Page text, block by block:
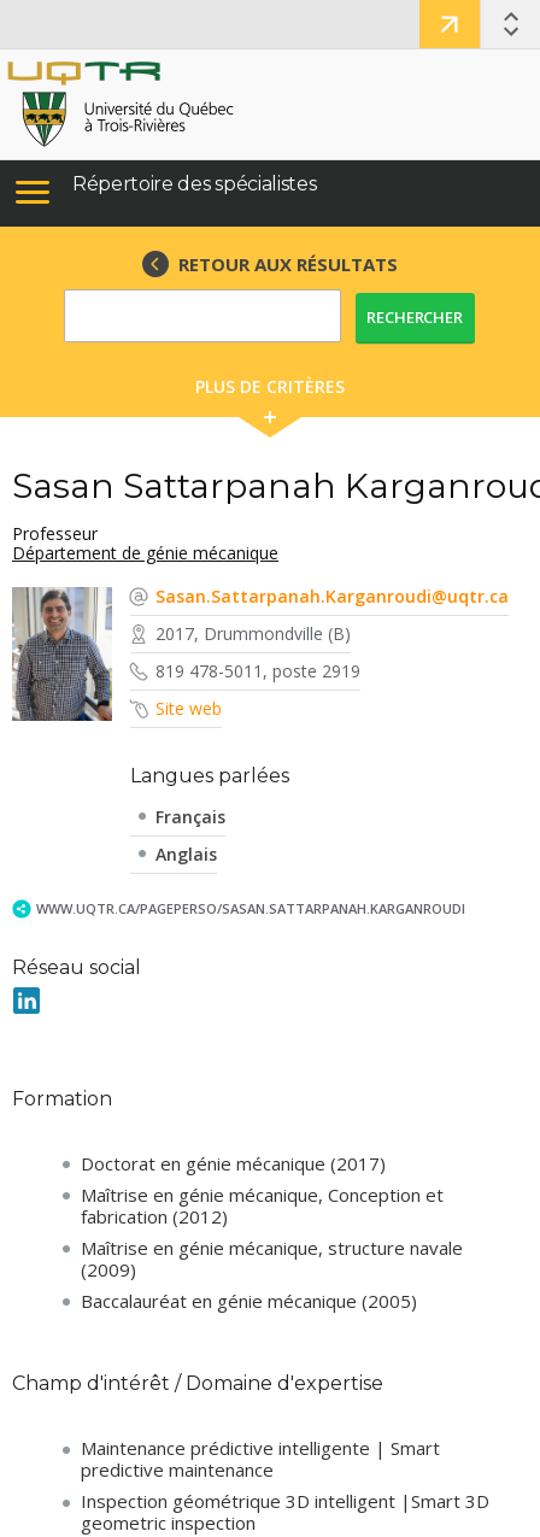
Répertoire des spécialistes
RETOUR AUX RÉSULTATS
RECHERCHER
PLUS DE CRITÈRES
Sasan Sattarpanah
Professeur
Département de génie mécanique
Sasan.Sattarpanah.Karganroudi@uqtr.ca
2017, Drummondville (B)
819 478-5011, poste 2919
Site web
Langues parlées
Français
Anglais
WWW.UQTR.CA/PAGEPERSO/SASAN.SATTARPANAH.KARGANROUDI
Réseau social
Formation
Doctorat en génie mécanique (2017)
Maîtrise en génie mécanique, Conception et
fabrication (2012)
Maîtrise en génie mécanique, structure navale
(2009)
Baccalauréat en génie mécanique (2005)
Champ d'intérêt / Domaine d'expertise
Maintenance prédictive intelligente | Smart
predictive maintenance
Inspection géométrique 3D intelligent |Smart 3D
geometric inspection